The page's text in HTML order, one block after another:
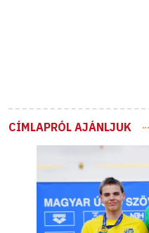
CÍMLAPRÓL AJÁNLJUK